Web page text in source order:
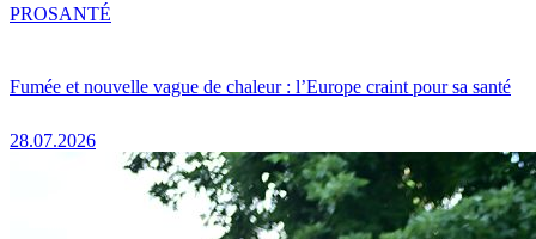
Fumée et nouvelle vague de chaleur : l’Europe craint pour sa santé
28.07.2026
PROSANTÉ